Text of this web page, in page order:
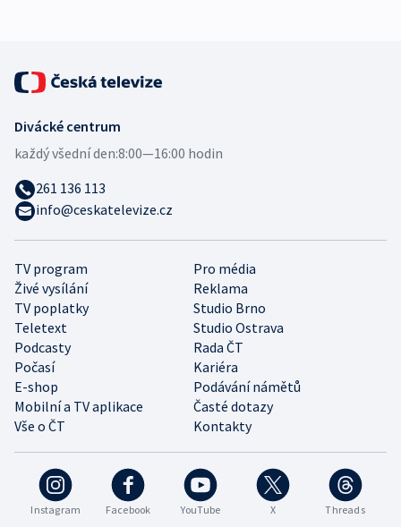
Instagram Facebook YouTube X Threads
TV program
Pro média
Živé vysílání
Reklama
TV poplatky
Studio Brno
Teletext
Studio Ostrava
Podcasty
Rada ČT
Počasí
Kariéra
E-shop
Podávání námětů
Mobilní a TV aplikace
Časté dotazy
Vše o ČT
Kontakty
Divácké centrum
každý všední den:8:00—16:00 hodin
261 136 113
info@ceskatelevize.cz